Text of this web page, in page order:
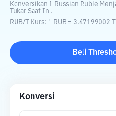
Konversikan 1 Russian Ruble
Tukar Saat Ini.
RUB/ Kurs: 1 RUB = 3.47199002
Beli
Konversi